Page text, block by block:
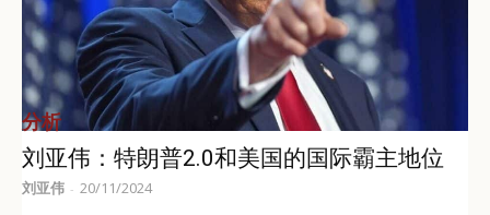
分析
刘亚伟：特朗普2.0和美国的国际霸主地位
刘亚伟 - 20/11/2024